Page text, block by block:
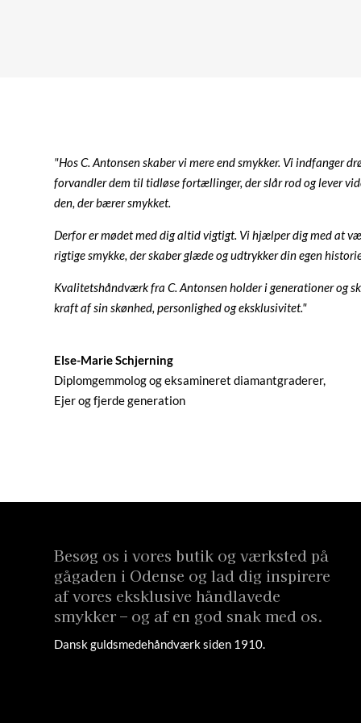
"Hos C. Antonsen skaber vi mere end smykker. Vi indfanger
forvandler dem til tidløse fortællinger, der slår rod og lever
den, der bærer smykket.
Derfor er mødet med dig altid vigtigt. Vi hjælper dig med at
rigtige smykke, der skaber glæde og udtrykker din egen
Kvalitetshåndværk fra C. Antonsen holder i generationer og
kraft af sin skønhed, personlighed og eksklusivitet."
Else-Marie Schjerning
Diplomgemmolog og eksamineret diamantgraderer,
Ejer og fjerde generation
Besøg os i vores butik og værksted på
gågaden i Odense og lad dig inspirere
af vores eksklusive håndlavede
smykker – og af en god snak med os.
Dansk guldsmedehåndværk siden 1910.